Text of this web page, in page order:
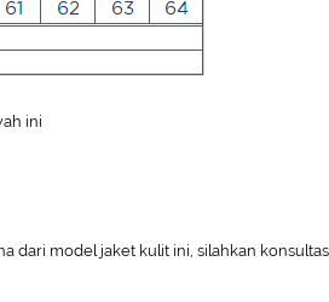
ini
dari model jaket kulit ini, silahkan